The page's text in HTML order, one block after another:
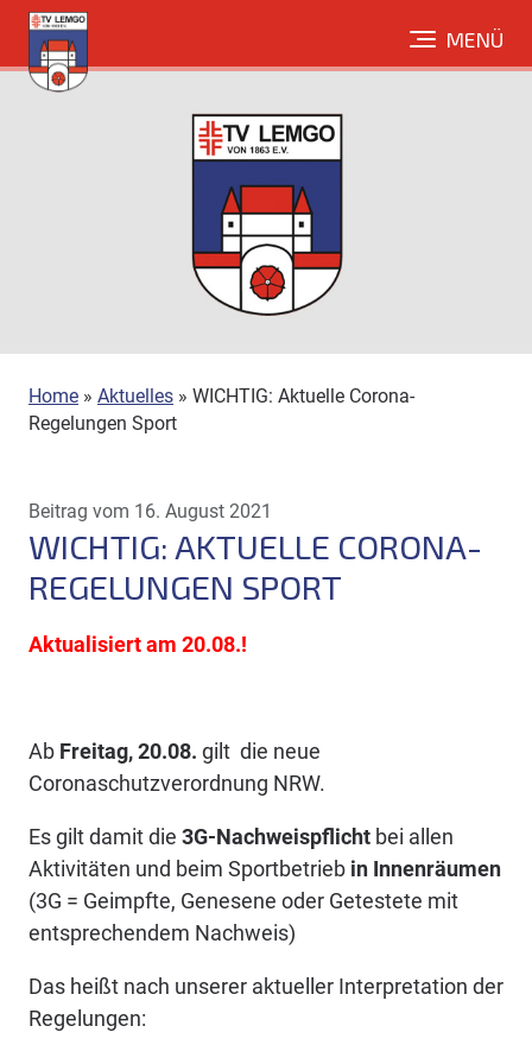
Direkt
zum
Inhalt
MENÜ
Home » Aktuelles » WICHTIG: Aktuelle Corona-
Regelungen Sport
Beitrag vom 16. August 2021
WICHTIG: AKTUELLE CORONA-
REGELUNGEN SPORT
Aktualisiert am 20.08.!
Ab Freitag, 20.08. gilt die neue
Coronaschutzverordnung NRW.
Es gilt damit die 3G-Nachweispflicht bei allen
Aktivitäten und beim Sportbetrieb in Innenräumen
(3G = Geimpfte, Genesene oder Getestete mit
entsprechendem Nachweis)
Das heißt nach unserer aktueller Interpretation der
Regelungen: